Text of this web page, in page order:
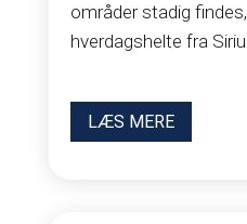
områder stadig
hverdagshelte fra
LÆS MERE